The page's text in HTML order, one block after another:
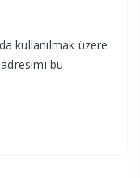
kullanılmak üzere
bu